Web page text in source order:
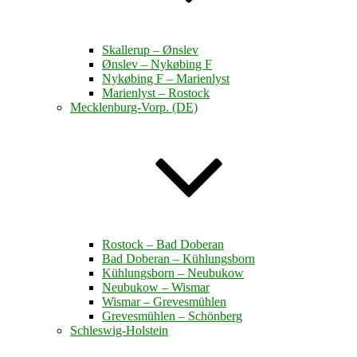
Skallerup – Ønslev
Ønslev – Nykøbing F
Nykøbing F – Marienlyst
Marienlyst – Rostock
Mecklenburg-Vorp. (DE)
Rostock – Bad Doberan
Bad Doberan – Kühlungsborn
Kühlungsborn – Neubukow
Neubukow – Wismar
Wismar – Grevesmühlen
Grevesmühlen – Schönberg
Schleswig-Holstein